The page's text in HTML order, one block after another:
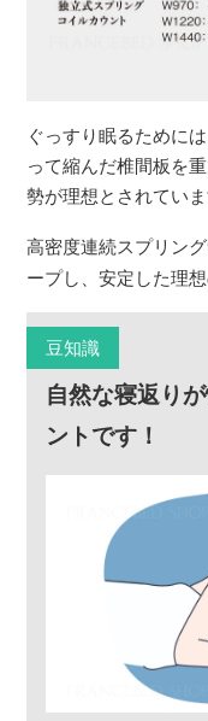
ぐっすり眠るために
って縮んだ椎間板を
勢が理想とされていま
高密度連続スプリング
ープし、安定した理
豆知識
自然な寝返り
ントです！